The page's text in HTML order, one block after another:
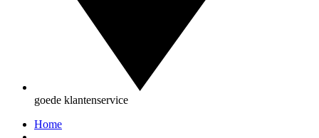
goede klantenservice
Home